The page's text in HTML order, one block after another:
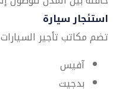
استئجار سيارة
تضم مكاتب تأجير
آفيس
بدجيت